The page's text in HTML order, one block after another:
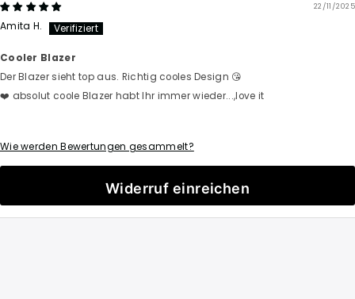
22/11/2025
Amita H.
Cooler Blazer
Der Blazer sieht top aus. Richtig cooles Design 😘
❤️ absolut coole Blazer habt Ihr immer wieder...,love it
Wie werden Bewertungen gesammelt?
Widerruf einreichen